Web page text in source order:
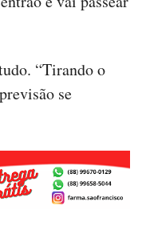
“Tirando o
se